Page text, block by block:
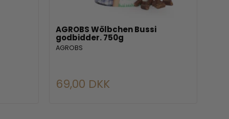
AGROBS Wölbchen Bussi
godbidder. 750g
AGROBS
69,00 DKK